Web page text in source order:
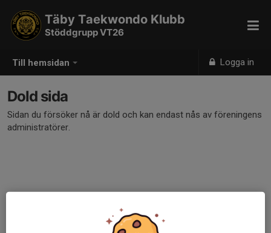
Till hemsidan Logga in
Täby Taekwondo Klubb
Stöddgrupp VT26
Dold sida
Sidan du försöker nå är dold och kan endast nås av föreningens
administratörer.